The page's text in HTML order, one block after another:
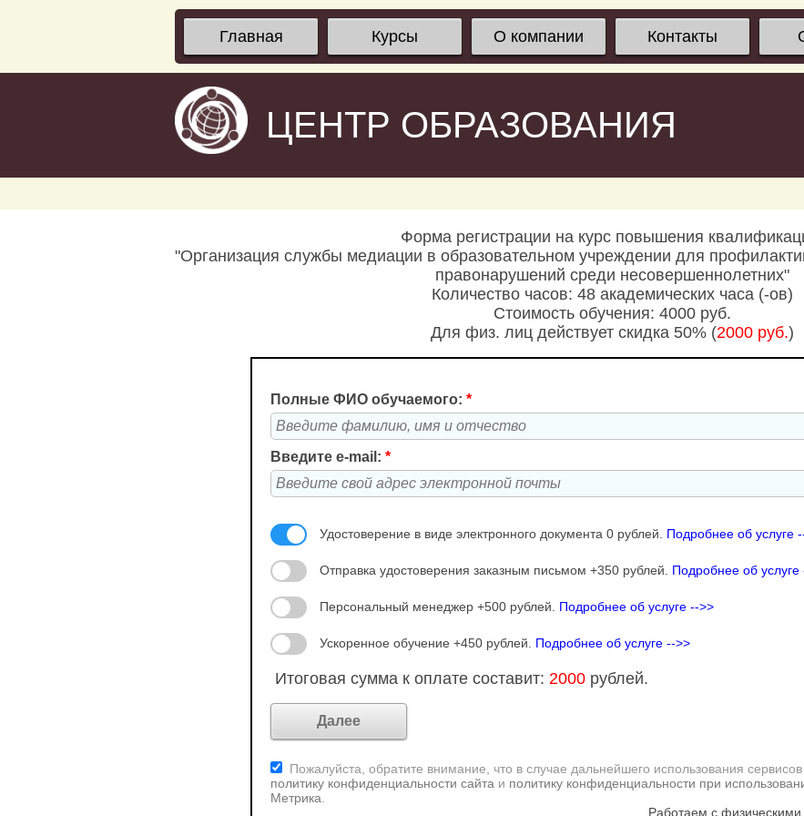
Главная Курсы О компании Контакты
ЦЕНТР ОБРАЗОВАНИЯ
Форма регистрации на курс повышения
"Организация службы медиации в образовательном учреждении для
правонарушений среди несовершеннолетних"
Количество часов: 48 академических часа (-ов)
Стоимость обучения: 4000 руб.
Для физ. лиц действует скидка 50% (2000 руб.)
Полные ФИО обучаемого: *
Введите e-mail: *
Удостоверение в виде электронного документа 0 рублей. Подробнее об услуге
Отправка удостоверения заказным письмом +350 рублей. Подробнее об услуге
Персональный менеджер +500 рублей. Подробнее об услуге -->>
Ускоренное обучение +450 рублей. Подробнее об услуге -->>
Итоговая сумма к оплате составит: 2000 рублей.
Пожалуйста, обратите внимание, что в случае дальнейшего использования
политику конфиденциальности сайта и политику конфиденциальности при
Метрика
Работаем с